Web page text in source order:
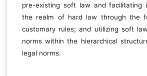
pre-existing soft law and facilitating
the realm of hard law through the
customary rules; and utilizing soft
norms within the hierarchical
legal norms.